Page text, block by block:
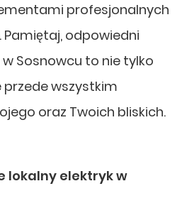
profesjonalnych
Pamiętaj, odpowiedni
Sosnowcu to nie tylko
wszystkim
oraz Twoich bliskich.
lokalny elektryk w